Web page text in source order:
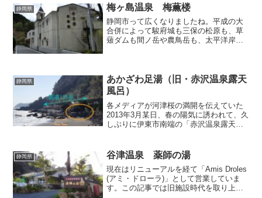
取り上げる伊豆松崎...
静岡県 梅ヶ島温泉 梅薫楼
静岡市って広くなりましたね。平成の大
合併によって駿府城も三保の松原も、草
薙ダムも間ノ岳や農鳥岳も、太平洋岸か
ッポリ市内におさまってし...
静岡県
あかざわ足湯（旧・赤沢温泉露天
風呂）
各メディアが河津桜の満開を伝えていた
2013年3月某日、春の陽気に誘われて、久
しぶりに伊東市南端の「赤沢温泉露天風
天風呂がいくつか点在していますが、そ
の中でもこの露天風...
静岡県 谷津温泉 薬師の湯
現在はリニューアルを経て「Amis Droles
(アミ・ドローラ)」として営業していま
す。この記事では旧施設時代を取り上げ